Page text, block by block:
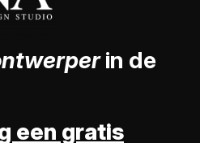
in de
een gratis